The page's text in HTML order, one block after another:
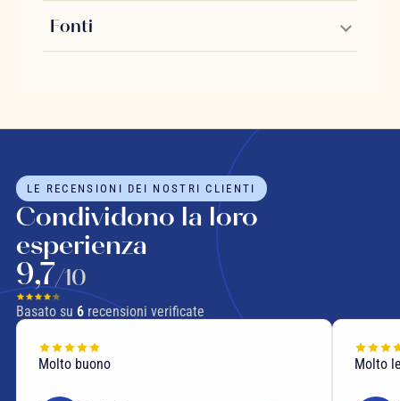
Fonti
LE RECENSIONI DEI NOSTRI CLIENTI
Condividono la loro
esperienza
9,7/10
Basato su 6recensioni verificate
Molto buono Molto